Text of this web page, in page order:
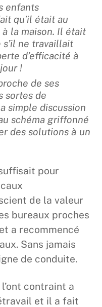
enfants
qu’il était au
la maison. Il était
ne travaillait
d’efficacité à
!
de ses
sortes de
simple discussion
schéma griffonné
des solutions à un
pour
de la valeur
bureaux proches
a recommencé
Sans jamais
de conduite.
contraint a
et il a fait